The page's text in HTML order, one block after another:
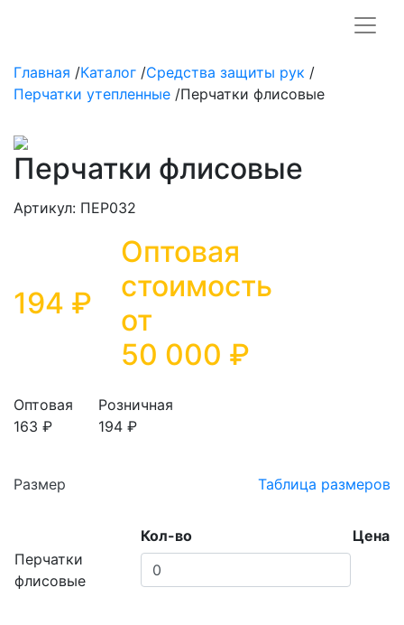
Главная /Каталог /Средства защиты рук /
Перчатки утепленные /Перчатки флисовые
Перчатки флисовые
Артикул: ПЕР032
194 ₽
Оптовая
стоимость
от
50 000 ₽
Оптовая
163 ₽
Розничная
194 ₽
Размер Таблица размеров
Кол-во
Цена
Перчатки
флисовые